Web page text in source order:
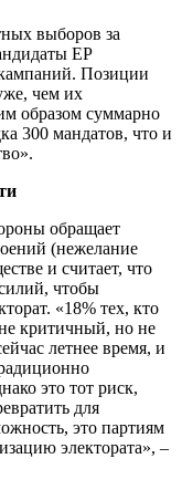
выборов за
ЕР
Позиции
чем их
образом суммарно
300 мандатов, что и
обращает
(нежелание
и считает, что
чтобы
«18% тех, кто
критичный, но не
летнее время, и
это тот риск,
для
это партиям
электората», –